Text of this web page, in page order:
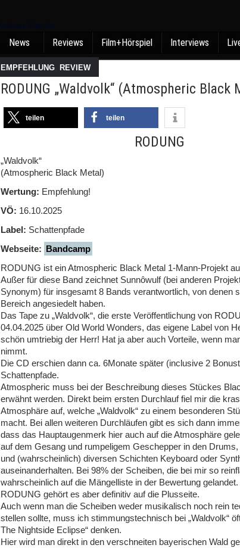
News Reviews Film+Hörspiel Interviews
EMPFEHLUNG REVIEW
RODUNG „Waldvolk“ (Atmospheric Black
teilen teilen
RODUNG
„Waldvolk“
(Atmospheric Black Metal)
Wertung: Empfehlung!
VÖ: 16.10.2025
Label: Schattenpfade
Webseite: Bandcamp
RODUNG ist ein Atmospheric Black Metal 1-Mann-Projekt
Außer für diese Band zeichnet Sunnôwulf (bei anderen
Synonym) für insgesamt 8 Bands verantwortlich, von denen
Bereich angesiedelt haben.
Das Tape zu „Waldvolk“, die erste Veröffentlichung von
04.04.2025 über Old World Wonders, das eigene Label von
schön umtriebig der Herr! Hat ja aber auch Vorteile, wenn
nimmt.
Die CD erschien dann ca. 6Monate später (inclusive 2
Schattenpfade.
Atmospheric muss bei der Beschreibung dieses Stückes
erwähnt werden. Direkt beim ersten Durchlauf fiel mir die
Atmosphäre auf, welche „Waldvolk“ zu einem besonderen
macht. Bei allen weiteren Durchläufen gibt es sich dann
dass das Hauptaugenmerk hier auch auf die Atmosphäre
auf dem Gesang und rumpeligem Geschepper in den
und (wahrscheinlich) diversen Schichten Keyboard oder
auseinanderhalten. Bei 98% der Scheiben, die bei mir so
wahrscheinlich auf die Mängelliste in der Bewertung gelandet.
RODUNG gehört es aber definitiv auf die Plusseite.
Auch wenn man die Scheiben weder musikalisch noch rein
stellen sollte, muss ich stimmungstechnisch bei „Waldvolk“
The Nightside Eclipse“ denken.
Hier wird man direkt in den verschneiten bayerischen Wald